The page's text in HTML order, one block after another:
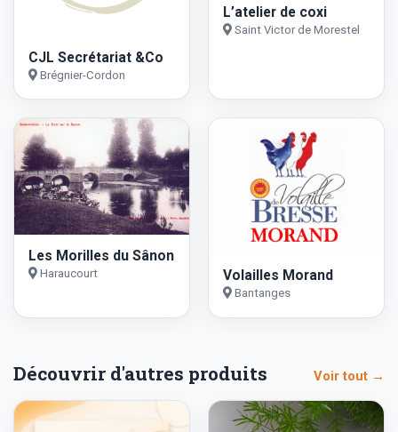
CJL Secrétariat &Co
Brégnier-Cordon
L’atelier de coxi
Saint Victor de Morestel
Les Morilles du Sânon
Haraucourt Volailles Morand
Bantanges
Découvrir d'autres produits Voir tout →